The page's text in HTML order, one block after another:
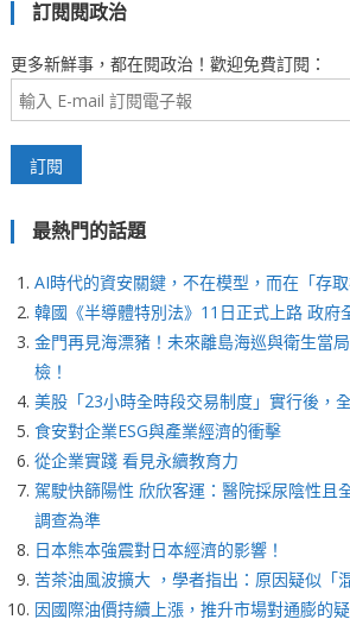
訂閱閱政治
更多新鮮事，都在閱政治！歡迎免費訂閱：
最熱門的話題
AI時代的資安關鍵，不在模型，而在「存取
韓國《半導體特別法》11日正式上路 政府
金門再見海漂豬！未來離島海巡與衛生當
檢！
美股「23小時全時段交易制度」實行後，
食安對企業ESG與產業經濟的衝擊
從企業實踐 看見永續教育力
駕駛快篩陽性 欣欣客運：醫院採尿陰性且
調查為準
日本熊本強震對日本經濟的影響！
苦茶油風波擴大 ，學者指出：原因疑似「
因國際油價持續上漲，推升市場對通膨的